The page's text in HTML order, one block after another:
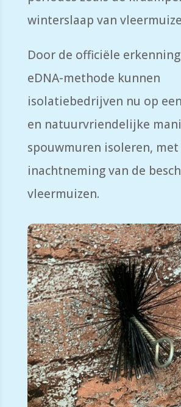
winterslaap van
Door de officiële
eDNA-methode kunnen
isolatiebedrijven nu op
en natuurvriendelijke
spouwmuren isoleren, met
inachtneming van de
vleermuizen.